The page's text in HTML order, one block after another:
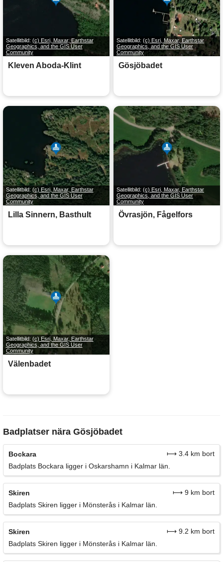
Satellitbild: (c) Esri, Maxar, Earthstar
Geographics, and the GIS User
Community
Kleven Aboda-Klint
Satellitbild: (c) Esri, Maxar, Earthstar
Geographics, and the GIS User
Community
Gösjöbadet
Satellitbild: (c) Esri, Maxar, Earthstar
Geographics, and the GIS User
Community
Lilla Sinnern, Basthult
Satellitbild: (c) Esri, Maxar, Earthstar
Geographics, and the GIS User
Community
Övrasjön, Fågelfors
Satellitbild: (c) Esri, Maxar, Earthstar
Geographics, and the GIS User
Community
Välenbadet
Badplatser nära Gösjöbadet
Bockara
⟼ 3.4 km bort
Badplats Bockara ligger i Oskarshamn i Kalmar län.
Skiren
⟼ 9 km bort
Badplats Skiren ligger i Mönsterås i Kalmar län.
Skiren
⟼ 9.2 km bort
Badplats Skiren ligger i Mönsterås i Kalmar län.